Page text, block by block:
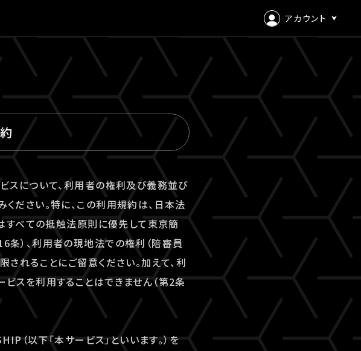
アカウント
ログイン
会員登録
スについて、利用者の権利及び義務並び
ださい。特に、この利用規約は、日本法
すべての抵触法原則に優先して東京簡
）、利用者の現地法での権利（陪審員
れることにご留意ください。加えて、利
スを利用することはできません（第2条
（以下「本サービス」といいます。）を